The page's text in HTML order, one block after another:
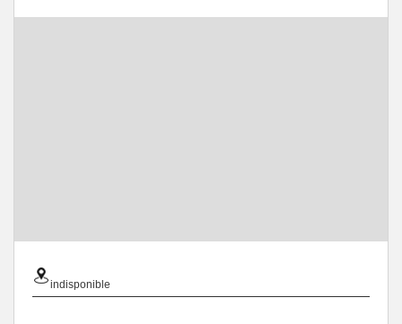
indisponible